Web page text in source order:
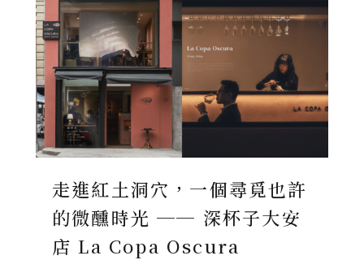
走進紅土洞穴，一個尋覓也許
的微醺時光 ── 深杯子大安
店 La Copa Oscura